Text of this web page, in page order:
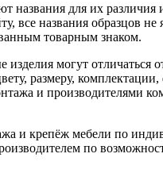
названия для их различия
все названия образцов не
товарным знаком.
изделия могут отличаться
размеру,
и производителями
и крепёж мебели по
по